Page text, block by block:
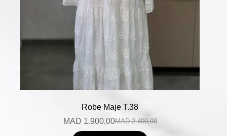
Robe Maje T.38
MAD2.400,00
MAD 1.900,00